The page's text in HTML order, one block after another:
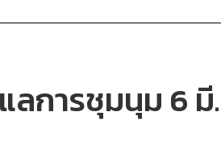
การชุมนุม 6